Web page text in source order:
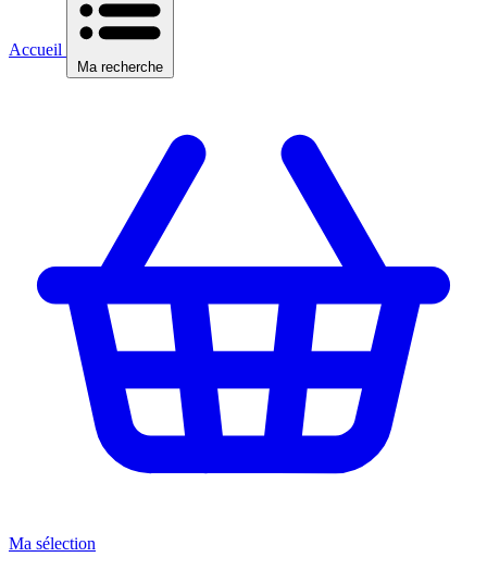
Accueil
Ma recherche
Ma sélection